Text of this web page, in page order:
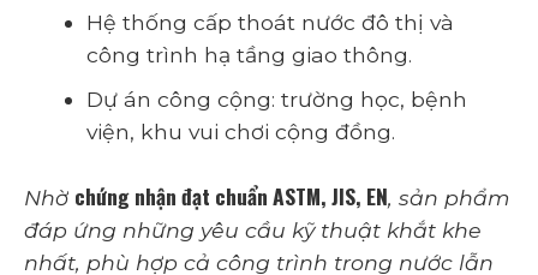
Hệ thống cấp thoát nước đô thị và
công trình hạ tầng giao thông.
Dự án công cộng: trường học, bệnh
viện, khu vui chơi cộng đồng.
Nhờ chứng nhận đạt chuẩn ASTM, JIS, EN, sản phẩm
đáp ứng những yêu cầu kỹ thuật khắt khe
nhất, phù hợp cả công trình trong nước lẫn